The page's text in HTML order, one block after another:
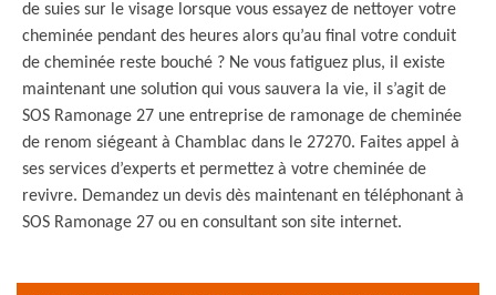
de suies sur le visage lorsque vous essayez de nettoyer votre
cheminée pendant des heures alors qu’au final votre conduit
de cheminée reste bouché ? Ne vous fatiguez plus, il existe
maintenant une solution qui vous sauvera la vie, il s’agit de
SOS Ramonage 27 une entreprise de ramonage de cheminée
de renom siégeant à Chamblac dans le 27270. Faites appel à
ses services d’experts et permettez à votre cheminée de
revivre. Demandez un devis dès maintenant en téléphonant à
SOS Ramonage 27 ou en consultant son site internet.